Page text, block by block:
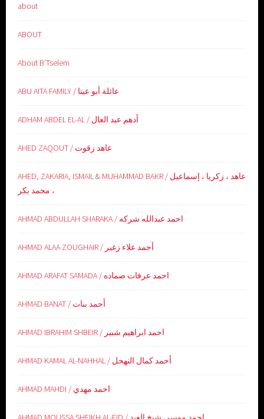
about
ABOUT
About B’Tselem
ABU AITA FAMILY / عائلة أبو عيتا
ADHAM ABDEL EL-AL / أدهم عبد العال
AHED ZAQOUT / عاهد زقوت
AHED, ZAKARIA, ISMAIL & MUHAMMAD BAKR / عاهد ، زكريا ، إسماعيل
، محمد بكر
AHMAD ABDULLAH SHARAKA / احمد عبدالله شركه
AHMAD ALAA ZOUGHAIR / أحمد علاء زغير
AHMAD ARAFAT SAMADA / احمد عرفات صماده
AHMAD BANAT / أحمد بنات
AHMAD IBRAHIM SHBEIR / احمد ابراهيم شبير
AHMAD KAMAL AL-NAHHAL / أحمد كمال النهحل
AHMAD MAHDI / احمد مهدي